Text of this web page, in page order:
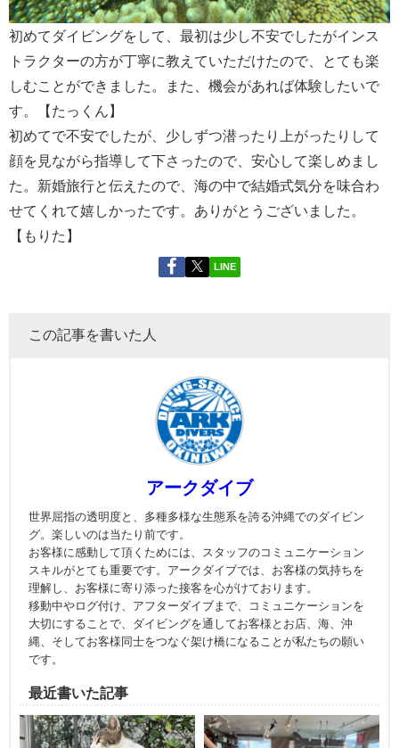
初めてダイビングをして、最初は少し不安でしたがインス
トラクターの方が丁寧に教えていただけたので、とても楽
しむことができました。また、機会があれば体験したいで
す。【たっくん】
初めてで不安でしたが、少しずつ潜ったり上がったりして
顔を見ながら指導して下さったので、安心して楽しめまし
た。新婚旅行と伝えたので、海の中で結婚式気分を味合わ
せてくれて嬉しかったです。ありがとうございました。
【もりた】
LINE
この記事を書いた人
アークダイブ
世界屈指の透明度と、多種多様な生態系を誇る沖縄でのダイビン
グ。楽しいのは当たり前です。
お客様に感動して頂くためには、スタッフのコミュニケーション
スキルがとても重要です。アークダイブでは、お客様の気持ちを
理解し、お客様に寄り添った接客を心がけております。
移動中やログ付け、アフターダイブまで、コミュニケーションを
大切にすることで、ダイビングを通してお客様とお店、海、沖
縄、そしてお客様同士をつなぐ架け橋になることが私たちの願い
です。
最近書いた記事